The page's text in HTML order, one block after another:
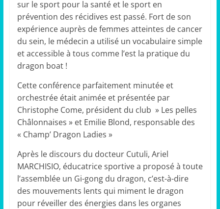
sur le sport pour la santé et le sport en
prévention des récidives est passé. Fort de son
expérience auprès de femmes atteintes de cancer
du sein, le médecin a utilisé un vocabulaire simple
et accessible à tous comme l’est la pratique du
dragon boat !
Cette conférence parfaitement minutée et
orchestrée était animée et présentée par
Christophe Come, président du club » Les pelles
Châlonnaises » et Emilie Blond, responsable des
« Champ’ Dragon Ladies »
Après le discours du docteur Cutuli, Ariel
MARCHISIO, éducatrice sportive a proposé à toute
l’assemblée un Gi-gong du dragon, c’est-à-dire
des mouvements lents qui miment le dragon
pour réveiller des énergies dans les organes